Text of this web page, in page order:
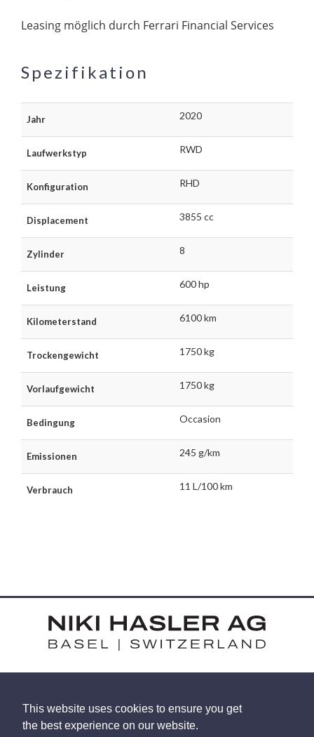
This website uses cookies to ensure you get
the best experience on our website.
Leasing möglich durch Ferrari Financial Services
Spezifikation
Jahr 2020
Laufwerkstyp RWD
Konfiguration RHD
Displacement 3855 cc
Zylinder 8
Leistung 600 hp
Kilometerstand 6100 km
Trockengewicht 1750 kg
Vorlaufgewicht 1750 kg
Bedingung Occasion
Emissionen 245 g/km
Verbrauch 11 L/100 km
HARDSTRASSE 15 - CH-4052 BASEL